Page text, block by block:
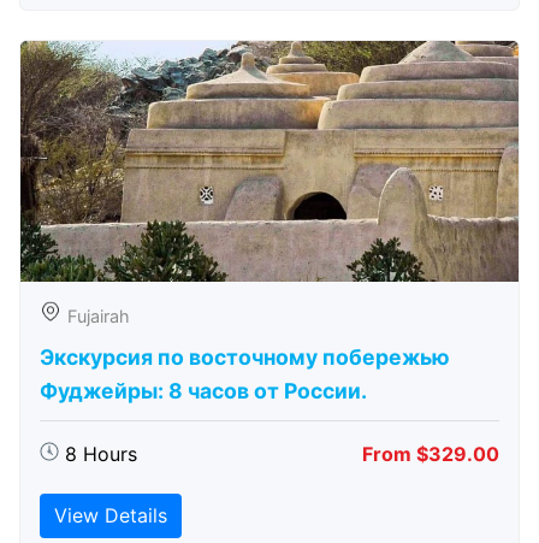
Fujairah
Экскурсия по восточному побережью
Фуджейры: 8 часов от России.
8 Hours From $329.00
View Details